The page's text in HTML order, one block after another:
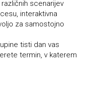
scenarijev
interaktivna
za samostojno
tisti dan vas
termin, v katerem